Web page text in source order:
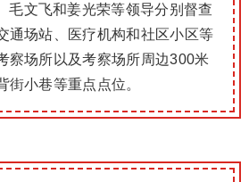
毛文飞和姜光荣等领导分别督查
通场站、医疗机构和社区小区等
察场所以及考察场所周边300米
街小巷等重点点位。